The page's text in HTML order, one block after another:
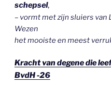
schepsel,
– vormt met zijn sluiers van
Wezen
het mooiste en meest
Kracht van degene die
BvdH -26